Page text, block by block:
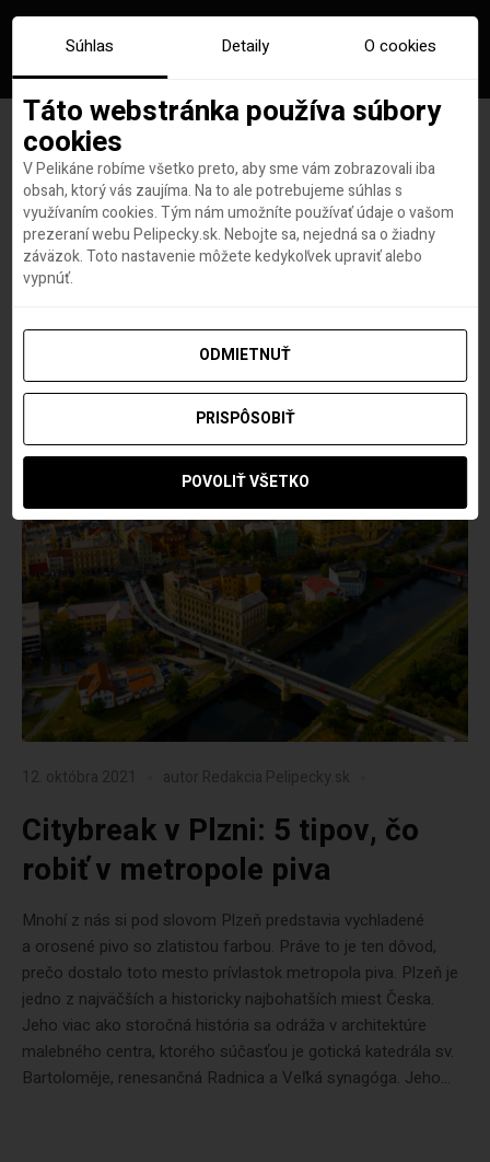
Značka:tipy na vylet plzen
12. októbra 2021 autor Redakcia Pelipecky.sk
Citybreak v Plzni: 5 tipov, čo
robiť v metropole piva
Mnohí z nás si pod slovom Plzeň predstavia vychladené
a orosené pivo so zlatistou farbou. Práve to je ten dôvod,
prečo dostalo toto mesto prívlastok metropola piva. Plzeň je
jedno z najväčších a historicky najbohatších miest Česka.
Jeho viac ako storočná história sa odráža v architektúre
malebného centra, ktorého súčasťou je gotická katedrála sv.
Bartoloměje, renesančná Radnica a Veľká synagóga. Jeho...
Súhlas Detaily O cookies
Táto webstránka používa súbory
cookies
V Pelikáne robíme všetko preto, aby sme vám zobrazovali iba
obsah, ktorý vás zaujíma. Na to ale potrebujeme súhlas s
využívaním cookies. Tým nám umožníte používať údaje o vašom
prezeraní webu Pelipecky.sk. Nebojte sa, nejedná sa o žiadny
záväzok. Toto nastavenie môžete kedykoľvek upraviť alebo
vypnúť.
ODMIETNUŤ
PRISPÔSOBIŤ
POVOLIŤ VŠETKO